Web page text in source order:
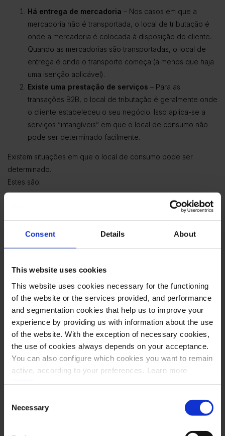
Consent Details About
This website uses cookies
This website uses cookies necessary for the functioning
of the website or the services provided, and performance
and segmentation cookies that help us to improve your
experience by providing us with information about the use
of the website. With the exception of necessary cookies,
the use of cookies always depends on your acceptance.
You can also configure which cookies you want to remain
active, according to your preferences. Learn more
Selection
Necessary
Há entrega de mercadoria – Nos casos em que a
mercadoria não é transportada, o local de tributação é
onde a mercadoria é colocada à disposição do cliente.
Quando as mercadorias são transportadas, o local de
entrega é onde o transporte começa (a menos que haja
uma isenção aplicável).
Existe uma prestação de serviços – Para as
transações B2B, o local de tributação é geralmente onde
o cliente estabeleceu o seu negócio. Isso aplica-se a
serviços “intangíveis” em que o local de consumo não
pode ser determinado facilmente.
Existem situações em que o local de consumo pode ser
determinado.
Estes são:
Serviços relacionados com bens imóveis (ou seja,
imóveis) – são tributados no local onde os bens imóveis
O transporte de passageiros é tributado onde a viagem
ocorre.
local onde decorre o evento.
Os serviços de catering são tributados onde a comida e
a bebida são fornecidas aos clientes.
O aluguer de transporte de curta duração é tributado
onde o transporte é utilizado.
Cada vez mais, serviços digitais para consumidores –
como downloads de software ou streaming de conteúdo
– são tributados no país de consumo.
local de tributação é o local onde termina o transporte (ou